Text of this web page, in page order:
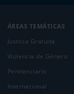
ÁREAS TEMÁTICAS
Justicia Gratuita
Violencia de Género
Penitenciario
Internacional